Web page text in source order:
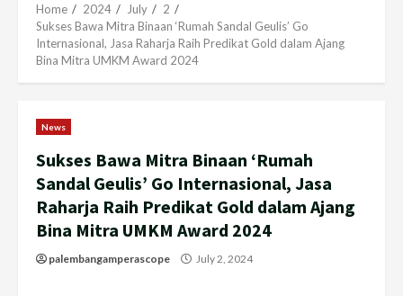
Home 2024 July
2
Sukses Bawa Mitra Binaan ‘Rumah Sandal Geulis’ Go
Internasional, Jasa Raharja Raih Predikat Gold dalam Ajang
Bina Mitra UMKM Award 2024
News
Sukses Bawa Mitra Binaan ‘Rumah
Sandal Geulis’ Go Internasional, Jasa
Raharja Raih Predikat Gold dalam Ajang
Bina Mitra UMKM Award 2024
palembangamperascope July 2, 2024